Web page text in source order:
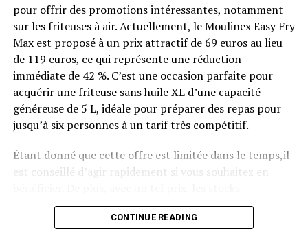
des températures variant entre -20 °C et +55 °C.
Disponibilité et Offres
Promotionnelles
Le solarbank 2 AC est disponible sur le site officiel
d’Anker SOLIX ainsi que sur Amazon au prix standard de
« early bird » sera active du20 janvier au 23 février
2025, permettant aux acheteurs intéressés d’acquérir
également un compteur Anker SOLIX Smart offert pour
chaque commande passée durant cette période spéciale.
pour offrir des promotions intéressantes, notamment
sur les friteuses à air. Actuellement, le Moulinex Easy Fry
Max est proposé à un prix attractif de 69 euros au lieu
de 119 euros, ce qui représente une réduction
immédiate de 42 %. C’est une occasion parfaite pour
acquérir une friteuse sans huile XL d’une capacité
généreuse de 5 L, idéale pour préparer des repas pour
jusqu’à six personnes à un tarif très compétitif.
Étant donné que cette offre est limitée dans le temps,il
est conseillé d’agir rapidement si vous souhaitez en
pourraient s’épuiser rapidement. Ce modèle se classe
parmi les meilleures ventes sur Amazon avec plus de
CONTINUE READING